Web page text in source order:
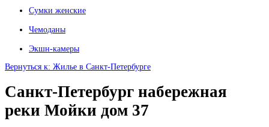
Сумки женские
Чемоданы
Экшн-камеры
Вернуться к: Жилье в Санкт-Петербурге
Санкт-Петербург набережная
реки Мойки дом 37